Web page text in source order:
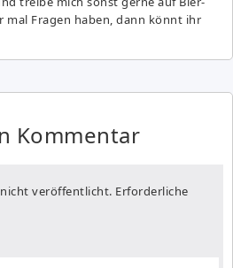
mal Fragen haben, dann könnt ihr
Kommentar
nicht veröffentlicht. Erforderliche